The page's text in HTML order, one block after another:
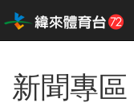
新聞專區